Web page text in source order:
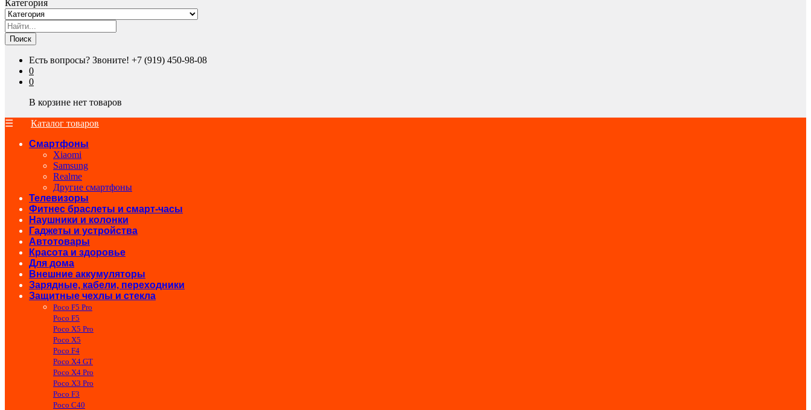
Категория
Поиск
Есть вопросы? Звоните! +7 (919) 450-98-08
0
0
В корзине нет товаров
Каталог товаров
Смартфоны
Xiaomi
Samsung
Realme
Другие смартфоны
Телевизоры
Фитнес браслеты и смарт-часы
Наушники и колонки
Гаджеты и устройства
Автотовары
Красота и здоровье
Для дома
Внешние аккумуляторы
Зарядные, кабели, переходники
Защитные чехлы и стекла
Poco F5 Pro
Poco F5
Poco X5 Pro
Poco X5
Poco F4
Poco X4 GT
Poco X4 Pro
Poco X3 Pro
Poco F3
Poco C40